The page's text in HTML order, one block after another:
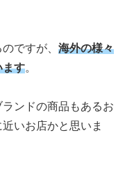
ですが、 海外の様々
ます。
ンドの商品もあるお
いお店かと思いま